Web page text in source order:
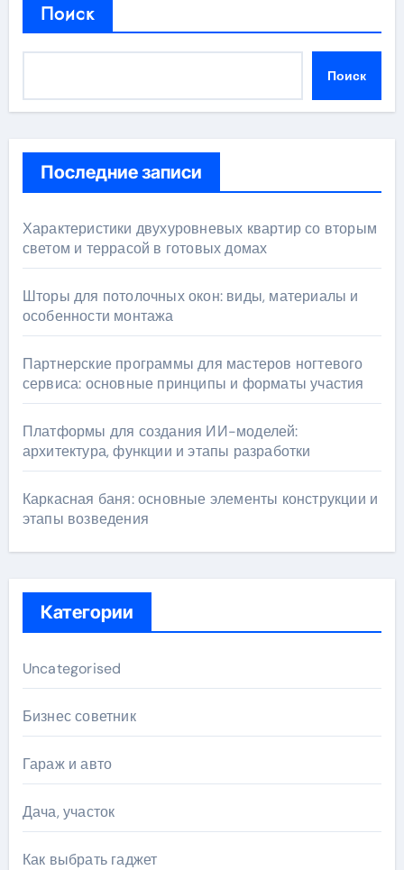
Поиск
Поиск
Последние записи
Характеристики двухуровневых квартир со вторым
светом и террасой в готовых домах
Шторы для потолочных окон: виды, материалы и
особенности монтажа
Партнерские программы для мастеров ногтевого
сервиса: основные принципы и форматы участия
Платформы для создания ИИ-моделей:
архитектура, функции и этапы разработки
Каркасная баня: основные элементы конструкции и
этапы возведения
Категории
Uncategorised
Бизнес советник
Гараж и авто
Дача, участок
Как выбрать гаджет